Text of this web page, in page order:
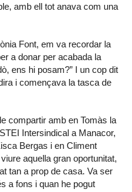
amb ell tot anava com una
Font, em va recordar la
a donar per acabada la
ens hi posam?” I un cop dit
i començava la tasca de
compartir amb en Tomàs la
Intersindical a Manacor,
Bergas i en Climent
aquella gran oportunitat,
tan a prop de casa. Va ser
a fons i quan he pogut